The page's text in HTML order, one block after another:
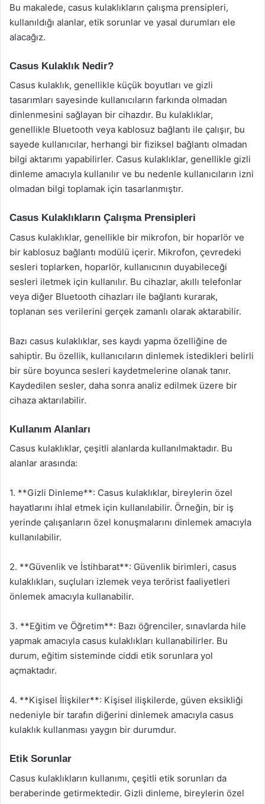
Bu makalede, casus kulaklıkların çalışma prensipleri,
kullanıldığı alanlar, etik sorunlar ve yasal durumları ele
alacağız.
Casus Kulaklık Nedir?
Casus kulaklık, genellikle küçük boyutları ve gizli
tasarımları sayesinde kullanıcıların farkında olmadan
dinlenmesini sağlayan bir cihazdır. Bu kulaklıklar,
genellikle Bluetooth veya kablosuz bağlantı ile çalışır, bu
sayede kullanıcılar, herhangi bir fiziksel bağlantı olmadan
bilgi aktarımı yapabilirler. Casus kulaklıklar, genellikle gizli
dinleme amacıyla kullanılır ve bu nedenle kullanıcıların izni
olmadan bilgi toplamak için tasarlanmıştır.
Casus Kulaklıkların Çalışma Prensipleri
Casus kulaklıklar, genellikle bir mikrofon, bir hoparlör ve
bir kablosuz bağlantı modülü içerir. Mikrofon, çevredeki
sesleri toplarken, hoparlör, kullanıcının duyabileceği
sesleri iletmek için kullanılır. Bu cihazlar, akıllı telefonlar
veya diğer Bluetooth cihazları ile bağlantı kurarak,
toplanan ses verilerini gerçek zamanlı olarak aktarabilir.
Bazı casus kulaklıklar, ses kaydı yapma özelliğine de
sahiptir. Bu özellik, kullanıcıların dinlemek istedikleri belirli
bir süre boyunca sesleri kaydetmelerine olanak tanır.
Kaydedilen sesler, daha sonra analiz edilmek üzere bir
cihaza aktarılabilir.
Kullanım Alanları
Casus kulaklıklar, çeşitli alanlarda kullanılmaktadır. Bu
alanlar arasında:
1. **Gizli Dinleme**: Casus kulaklıklar, bireylerin özel
hayatlarını ihlal etmek için kullanılabilir. Örneğin, bir iş
yerinde çalışanların özel konuşmalarını dinlemek amacıyla
kullanılabilir.
2. **Güvenlik ve İstihbarat**: Güvenlik birimleri, casus
kulaklıkları, suçluları izlemek veya terörist faaliyetleri
önlemek amacıyla kullanabilir.
3. **Eğitim ve Öğretim**: Bazı öğrenciler, sınavlarda hile
yapmak amacıyla casus kulaklıkları kullanabilirler. Bu
durum, eğitim sisteminde ciddi etik sorunlara yol
açmaktadır.
4. **Kişisel İlişkiler**: Kişisel ilişkilerde, güven eksikliği
nedeniyle bir tarafın diğerini dinlemek amacıyla casus
kulaklık kullanması yaygın bir durumdur.
Etik Sorunlar
Casus kulaklıkların kullanımı, çeşitli etik sorunları da
beraberinde getirmektedir. Gizli dinleme, bireylerin özel